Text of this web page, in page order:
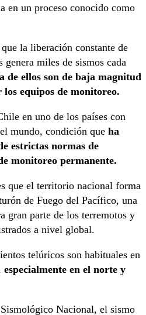
en un proceso conocido como
la liberación constante de
genera miles de sismos cada
de ellos son de baja magnitud
los equipos de monitoreo.
en uno de los países con
mundo, condición que ha
estrictas normas de
monitoreo permanente.
que el territorio nacional forma
de Fuego del Pacífico, una
gran parte de los terremotos y
a nivel global.
telúricos son habituales en
especialmente en el norte y
Nacional, el sismo